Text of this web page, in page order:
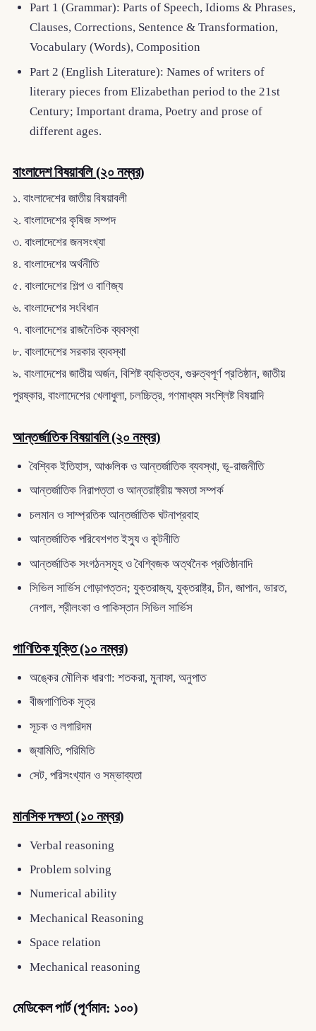
Part 1 (Grammar): Parts of Speech, Idioms & Phrases,
Clauses, Corrections, Sentence & Transformation,
Vocabulary (Words), Composition
Part 2 (English Literature): Names of writers of
literary pieces from Elizabethan period to the 21st
Century; Important drama, Poetry and prose of
different ages.
বাংলাদেশ বিষয়াবলি (২০ নম্বর)
১. বাংলাদেশের জাতীয় বিষয়াবলী
২. বাংলাদেশের কৃষিজ সম্পদ
৩. বাংলাদেশের জনসংখ্যা
৪. বাংলাদেশের অর্থনীতি
৫. বাংলাদেশের শিল্প ও বাণিজ্য
৬. বাংলাদেশের সংবিধান
৭. বাংলাদেশের রাজনৈতিক ব্যবস্থা
৮. বাংলাদেশের সরকার ব্যবস্থা
৯. বাংলাদেশের জাতীয় অর্জন, বিশিষ্ট ব্যক্তিত্ব, গুরুত্বপূর্ণ প্রতিষ্ঠান, জাতীয়
পুরষ্কার, বাংলাদেশের খেলাধুলা, চলচ্চিত্র, গণমাধ্যম সংশ্লিষ্ট বিষয়াদি
আন্তর্জাতিক বিষয়াবলি (২০ নম্বর)
বৈশ্বিক ইতিহাস, আঞ্চলিক ও আন্তর্জাতিক ব্যবস্থা, ভূ-রাজনীতি
আন্তর্জাতিক নিরাপত্তা ও আন্তরাষ্ট্রীয় ক্ষমতা সম্পর্ক
চলমান ও সাম্প্রতিক আন্তর্জাতিক ঘটনাপ্রবাহ
আন্তর্জাতিক পরিবেশগত ইস্যু ও কূটনীতি
আন্তর্জাতিক সংগঠনসমূহ ও বৈশ্বিজক অত্থনৈক প্রতিষ্ঠানাদি
সিভিল সার্ভিস গোড়াপত্তন; যুক্তরাজ্য, যুক্তরাষ্ট্র, চীন, জাপান, ভারত,
নেপাল, শ্রীলংকা ও পাকিস্তান সিভিল সার্ভিস
গাণিতিক যুক্তি (১০ নম্বর)
অঙ্কের মৌলিক ধারণা: শতকরা, মুনাফা, অনুপাত
বীজগাণিতিক সূত্র
সূচক ও লগারিদম
জ্যামিতি, পরিমিতি
সেট, পরিসংখ্যান ও সম্ভাব্যতা
মানসিক দক্ষতা (১০ নম্বর)
Verbal reasoning
Problem solving
Numerical ability
Mechanical Reasoning
Space relation
Mechanical reasoning
মেডিকেল পার্ট (পূর্ণমান: ১০০)